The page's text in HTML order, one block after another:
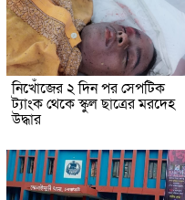
নিখোঁজের ২ দিন পর সেপটিক
ট্যাংক থেকে স্কুল ছাত্রের মরদেহ
উদ্ধার